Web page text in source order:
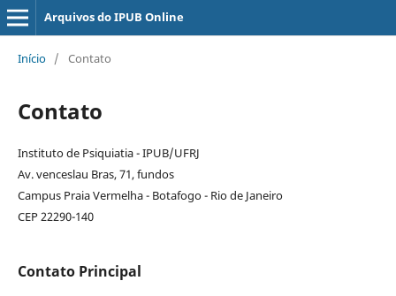
Arquivos do IPUB Online
Início / Contato
Contato
Instituto de Psiquiatia - IPUB/UFRJ
Av. venceslau Bras, 71, fundos
Campus Praia Vermelha - Botafogo - Rio de Janeiro
CEP 22290-140
Contato Principal